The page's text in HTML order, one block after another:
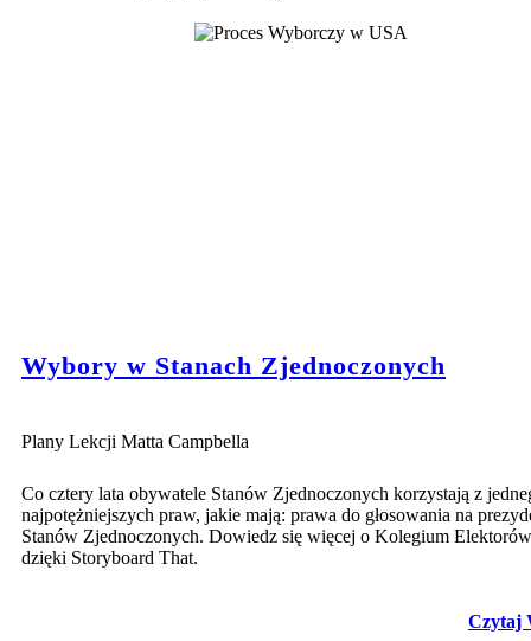
Wybory w Stanach Zjednoczonych
Plany Lekcji Matta Campbella
Co cztery lata obywatele Stanów Zjednoczonych korzystają z
najpotężniejszych praw, jakie mają: prawa do głosowania na
Stanów Zjednoczonych. Dowiedz się więcej o Kolegium Elektorów
dzięki Storyboard That.
Czytaj